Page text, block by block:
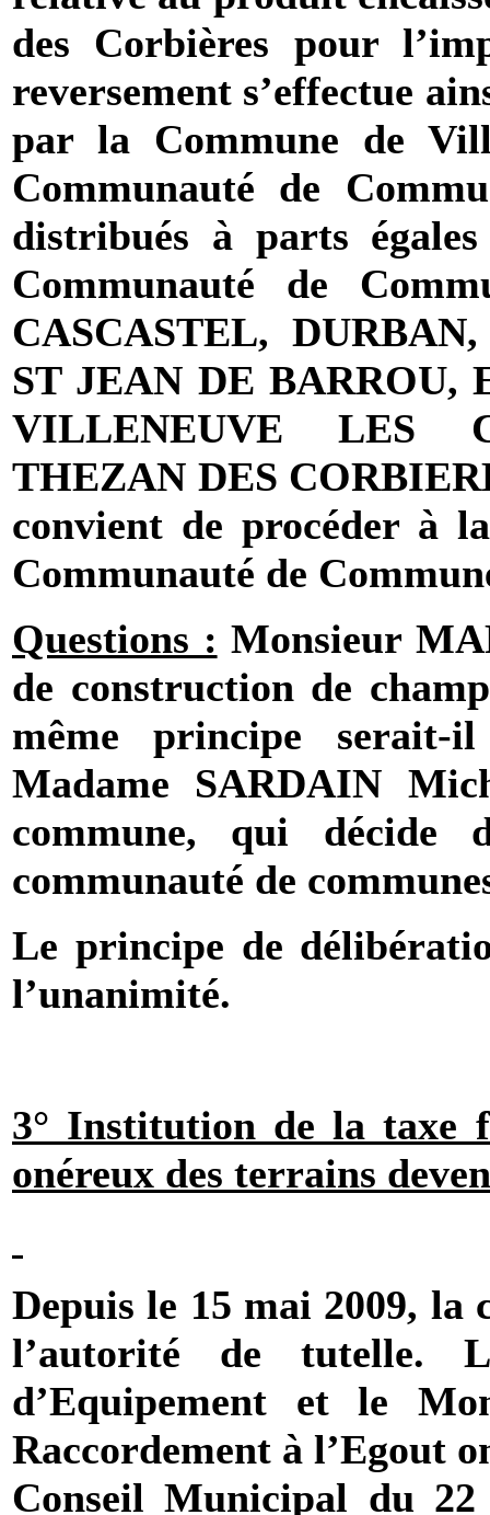
des Corbières pour
reversement s’effectue
par la Commune de
Communauté de
distribués à parts
Communauté de
CASCASTEL,
ST JEAN DE BARROU,
VILLENEUVE LES
THEZAN DES
convient de procéder à
Communauté de
Questions : Monsieur
de construction de
même principe serait-
Madame SARDAIN
commune, qui
communauté de
Le principe de
l’unanimité.
3° Institution de la taxe
onéreux des terrains
Depuis le 15 mai 2009, la
l’autorité de
d’Equipement et le
Raccordement à l’Egout
Conseil Municipal du